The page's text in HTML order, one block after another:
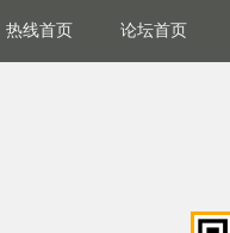
热线首页 论坛首页